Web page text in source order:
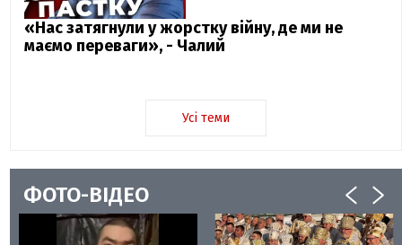
«Нас затягнули у жорстку війну, де ми не
маємо переваги», - Чалий
Усі теми
ФОТО-ВІДЕО